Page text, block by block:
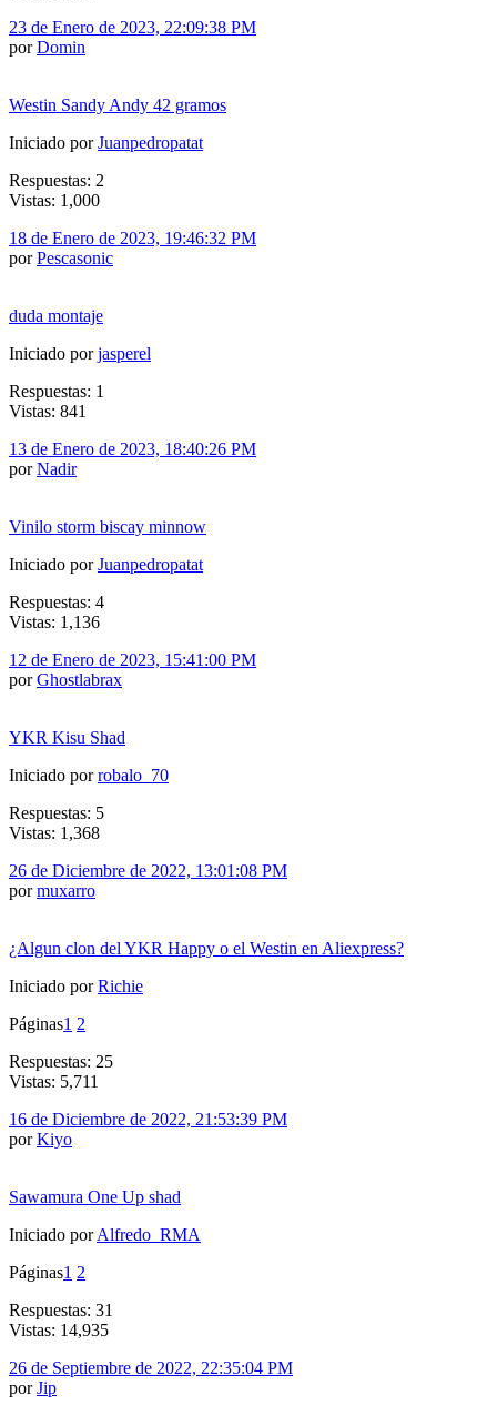
23 de Enero de 2023, 22:09:38 PM
porDomin
Westin Sandy Andy 42 gramos
Iniciado porJuanpedropatat
Respuestas: 2
Vistas: 1,000
18 de Enero de 2023, 19:46:32 PM
porPescasonic
duda montaje
Iniciado porjasperel
Respuestas: 1
Vistas: 841
13 de Enero de 2023, 18:40:26 PM
porNadir
Vinilo storm biscay minnow
Iniciado porJuanpedropatat
Respuestas: 4
Vistas: 1,136
12 de Enero de 2023, 15:41:00 PM
porGhostlabrax
YKR Kisu Shad
Iniciado porrobalo_70
Respuestas: 5
Vistas: 1,368
26 de Diciembre de 2022, 13:01:08 PM
pormuxarro
¿Algun clon del YKR Happy o el Westin en Aliexpress?
Iniciado porRichie
Páginas1 2
Respuestas: 25
Vistas: 5,711
16 de Diciembre de 2022, 21:53:39 PM
porKiyo
Sawamura One Up shad
Iniciado porAlfredo_RMA
Páginas1 2
Respuestas: 31
Vistas: 14,935
26 de Septiembre de 2022, 22:35:04 PM
porJip